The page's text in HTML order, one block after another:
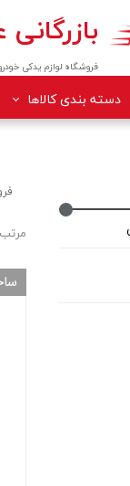
فروشگاه لوازم یدکی
دسته بندی کالاها
جلوبندی